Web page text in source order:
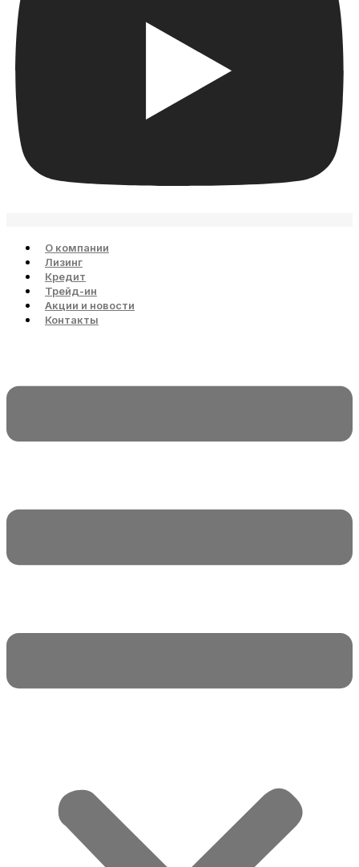
О компании
Лизинг
Кредит
Трейд-ин
Акции и новости
Контакты